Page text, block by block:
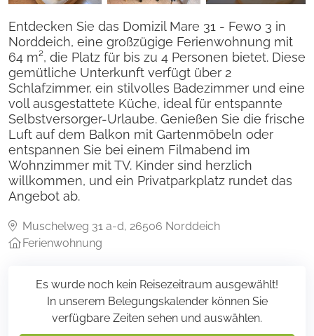
Entdecken Sie das Domizil Mare 31 - Fewo 3 in
Norddeich, eine großzügige Ferienwohnung mit
64 m², die Platz für bis zu 4 Personen bietet. Diese
gemütliche Unterkunft verfügt über 2
Schlafzimmer, ein stilvolles Badezimmer und eine
voll ausgestattete Küche, ideal für entspannte
Selbstversorger-Urlaube. Genießen Sie die frische
Luft auf dem Balkon mit Gartenmöbeln oder
entspannen Sie bei einem Filmabend im
Wohnzimmer mit TV. Kinder sind herzlich
willkommen, und ein Privatparkplatz rundet das
Angebot ab.
Muschelweg 31 a-d, 26506 Norddeich
Ferienwohnung
Es wurde noch kein Reisezeitraum ausgewählt!
In unserem Belegungskalender können Sie
verfügbare Zeiten sehen und auswählen.